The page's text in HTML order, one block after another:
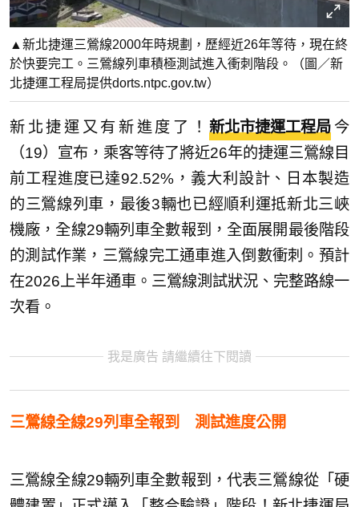
▲新北捷運三鶯線2000年時規劃，歷經近26年等待，現在終
於快要完工。三鶯線列車積極測試進入衝刺階段。（圖／新
北捷運工程局提供dorts.ntpc.gov.tw）
新北捷運又有新進度了！新北市捷運工程局 今
（19）宣布，乘客等待了將近26年的捷運三鶯線目
前工程進度已達92.52%，義大利設計、日本製造
的三鶯線列車，最後3輛也已經順利運抵新北三峽
機廠，全線29輛列車全數報到，全面展開最後階段
的測試作業，三鶯線完工通車進入倒數衝刺。預計
在2026上半年通車。三鶯線測試狀況、完整路線一
次看。
我是廣告 請繼續往下閱讀
三鶯線全線29列車全報到 測試進度公開
三鶯線全線29輛列車全數報到，代表三鶯線從「硬